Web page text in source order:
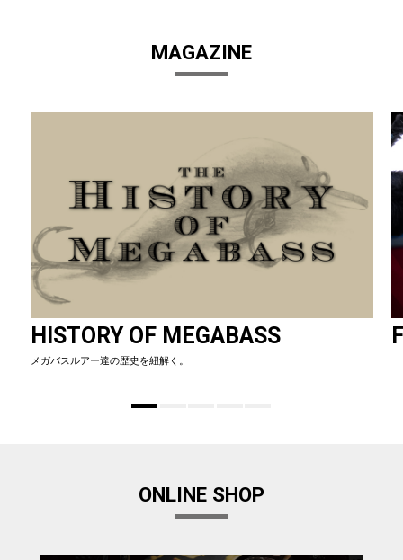
MAGAZINE
HISTORY OF MEGABASS
メガバスルアー達の歴史を紐解く。
ONLINE SHOP